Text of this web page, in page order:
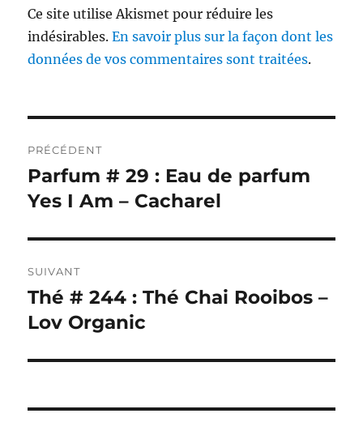
Ce site utilise Akismet pour réduire les
indésirables.En savoir plus sur la façon dont les
données de vos commentaires sont traitées.
de
l’article
PRÉCÉDENT
Publication
précédente :
Parfum # 29 : Eau de parfum
Yes I Am – Cacharel
SUIVANT
Publication
suivante :
Thé # 244 : Thé Chai Rooibos –
Lov Organic